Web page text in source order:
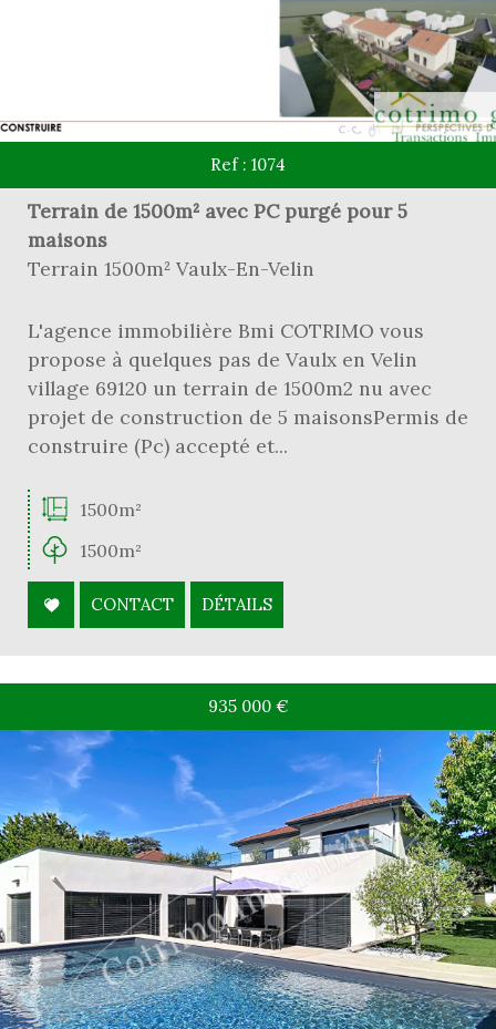
Critères supplémentaires
Piscine Parking Terrasse
Ref : 1074
Terrain de 1500m² avec PC purgé pour 5
maisons
Terrain 1500m² Vaulx-En-Velin
L'agence immobilière Bmi COTRIMO vous
propose à quelques pas de Vaulx en Velin
village 69120 un terrain de 1500m2 nu avec
projet de construction de 5 maisonsPermis de
construire (Pc) accepté et...
1500m²
1500m²
CONTACT DÉTAILS
935 000 €